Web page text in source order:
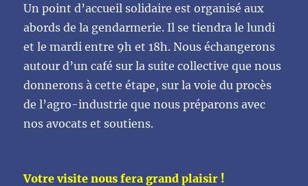
Un point d’accueil solidaire est organisé aux
abords de la gendarmerie. Il se tiendra le lundi
et le mardi entre 9h et 18h. Nous échangerons
autour d’un café sur la suite collective que nous
donnerons à cette étape, sur la voie du procès
de l’agro-industrie que nous préparons avec
nos avocats et soutiens.
Votre visite nous fera grand plaisir !